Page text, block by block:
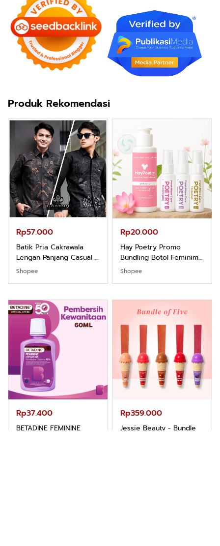
Produk Rekomendasi
Rp57.000
Batik Pria Cakrawala
Lengan Panjang Casual -
Kemeja Batik Pria
Dewasa Lengan Panjang
Nyaman Kemeja Kerja
Santai Slimfit Formal
Shopee
Rp20.000
Hay Poetry Promo
Bundling Botol Feminim
Care Perawatan
Keputihan Kewanitaan
Balance dan Aroma
Bubbelgum Vanilla &
Shopee
Rp37.400
BETADINE FEMININE
Rp359.000
Jessie Beauty - Bundle